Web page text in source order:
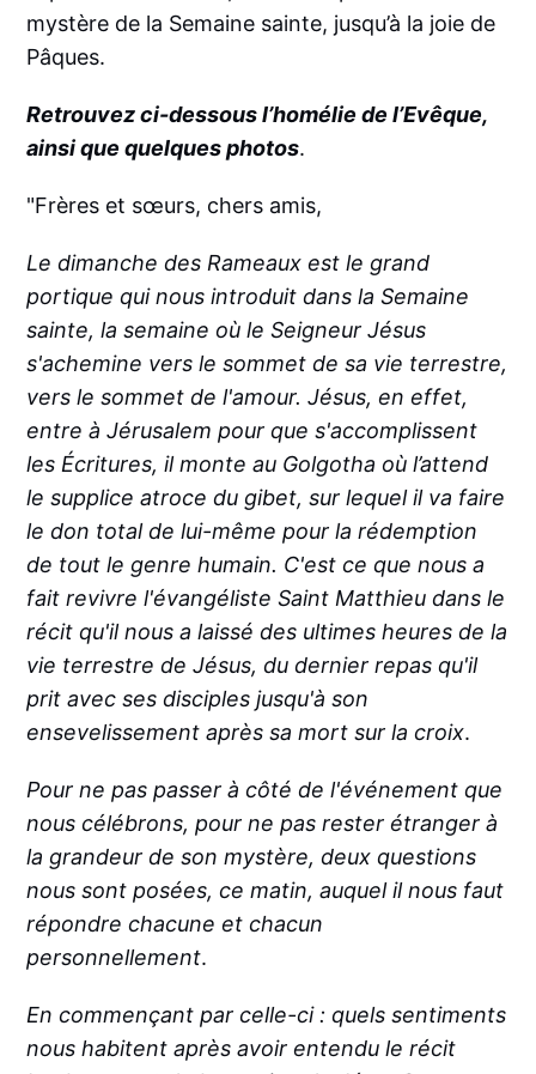
mystère de la Semaine sainte, jusqu’à la joie de
Pâques.
Retrouvez ci-dessous l’homélie de l’Evêque,
ainsi que quelques photos.
"Frères et sœurs, chers amis,
Le dimanche des Rameaux est le grand
portique qui nous introduit dans la Semaine
sainte, la semaine où le Seigneur Jésus
s'achemine vers le sommet de sa vie terrestre,
vers le sommet de l'amour. Jésus, en effet,
entre à Jérusalem pour que s'accomplissent
les Écritures, il monte au Golgotha où l’attend
le supplice atroce du gibet, sur lequel il va faire
le don total de lui-même pour la rédemption
de tout le genre humain. C'est ce que nous a
fait revivre l'évangéliste Saint Matthieu dans le
récit qu'il nous a laissé des ultimes heures de la
vie terrestre de Jésus, du dernier repas qu'il
prit avec ses disciples jusqu'à son
ensevelissement après sa mort sur la croix.
Pour ne pas passer à côté de l'événement que
nous célébrons, pour ne pas rester étranger à
la grandeur de son mystère, deux questions
nous sont posées, ce matin, auquel il nous faut
répondre chacune et chacun
personnellement.
En commençant par celle-ci : quels sentiments
nous habitent après avoir entendu le récit